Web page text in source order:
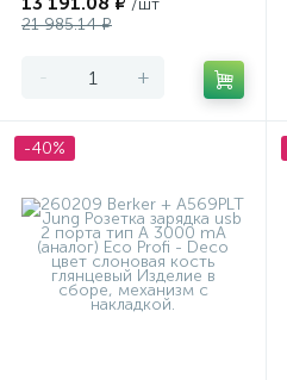
/шт
21 985.14 ₽
- +
-40%